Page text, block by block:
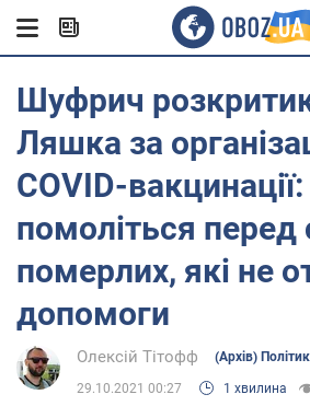
Шуфрич
Ляшка за
COVID-вакцинації:
помоліться перед
померлих, які не
допомоги
Олексій Тітофф (Архів)
29.10.2021 00:27 1 хвилина